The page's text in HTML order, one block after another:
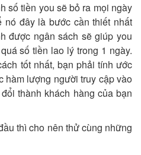
số tiền you sẽ bỏ ra mọi ngày
nó đây là bước cần thiết nhất
được ngân sách sẽ giúp you
số tiền lao lý trong 1 ngày.
tốt nhất, bạn phải tính ước
hàm lượng người truy cập vào
thành khách hàng của bạn
thì cho nên thử cùng những